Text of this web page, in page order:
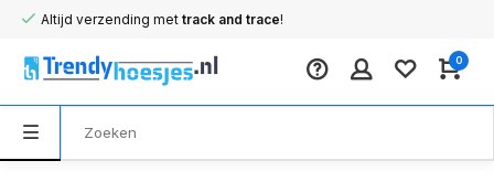
Altijd verzending met track and trace!
0